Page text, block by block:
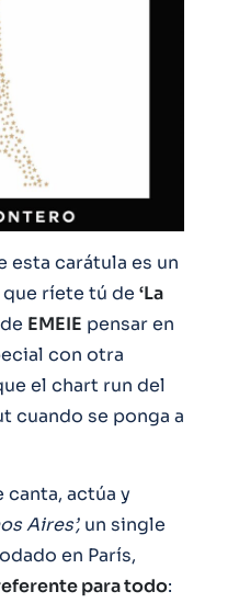
esta carátula es un
que ríete tú de ‘La
EMEIE pensar en
con otra
el chart run del
cuando se ponga a
canta, actúa y
Aires’, un single
en París,
para todo: